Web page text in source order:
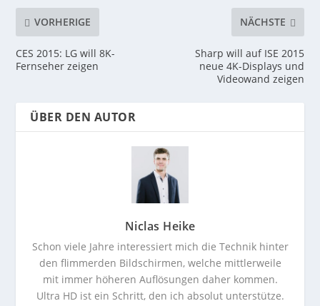
VORHERIGE
CES 2015: LG will 8K-
Fernseher zeigen
NÄCHSTE
Sharp will auf ISE 2015
neue 4K-Displays und
Videowand zeigen
ÜBER DEN AUTOR
Niclas Heike
Schon viele Jahre interessiert mich die Technik hinter
den flimmerden Bildschirmen, welche mittlerweile
mit immer höheren Auflösungen daher kommen.
Ultra HD ist ein Schritt, den ich absolut unterstütze.